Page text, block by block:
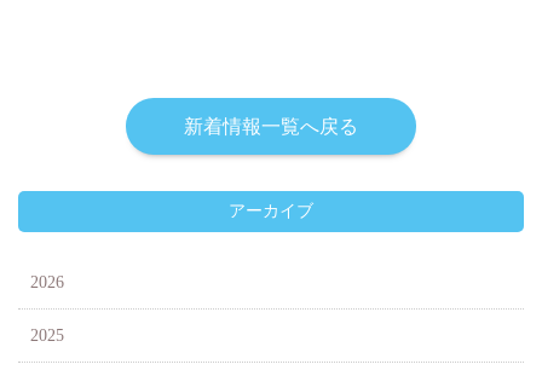
新着情報一覧へ戻る
アーカイブ
2026
2025